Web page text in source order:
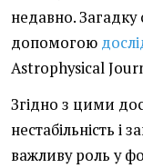
недавно.
допомогою
Astrophysical
Згідно з цими
нестабільність і
важливу роль у